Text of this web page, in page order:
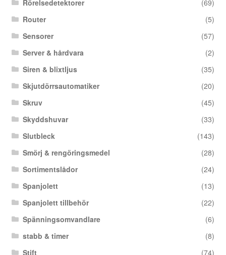
Rörelsedetektorer
(69)
Router
(5)
Sensorer
(57)
Server & hårdvara
(2)
Siren & blixtljus
(35)
Skjutdörrsautomatiker
(20)
Skruv
(45)
Skyddshuvar
(33)
Slutbleck
(143)
Smörj & rengöringsmedel
(28)
Sortimentslådor
(24)
Spanjolett
(13)
Spanjolett tillbehör
(22)
Spänningsomvandlare
(6)
stabb & timer
(8)
Stift
(74)